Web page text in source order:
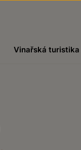
Vinařská turistika